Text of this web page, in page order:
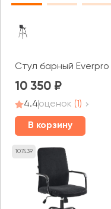
Стул барный
10 350
4.4оценок (1)
В корзину
107439